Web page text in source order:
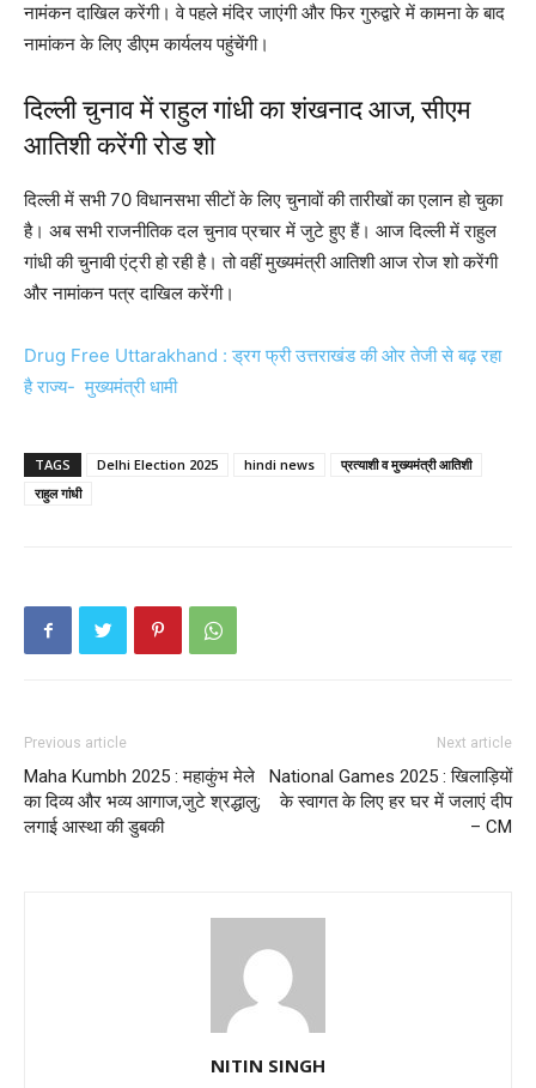
नामंकन दाखिल करेंगी। वे पहले मंदिर जाएंगी और फिर गुरुद्वारे में कामना के बाद
नामांकन के लिए डीएम कार्यलय पहुंचेंगी।
दिल्ली चुनाव में राहुल गांधी का शंखनाद आज, सीएम
आतिशी करेंगी रोड शो
दिल्ली में सभी 70 विधानसभा सीटों के लिए चुनावों की तारीखों का एलान हो चुका
है। अब सभी राजनीतिक दल चुनाव प्रचार में जुटे हुए हैं। आज दिल्ली में राहुल
गांधी की चुनावी एंट्री हो रही है। तो वहीं मुख्यमंत्री आतिशी आज रोज शो करेंगी
और नामांकन पत्र दाखिल करेंगी।
Drug Free Uttarakhand : ड्रग फ्री उत्तराखंड की ओर तेजी से बढ़ रहा
है राज्य- मुख्यमंत्री धामी
TAGS Delhi Election 2025 hindi news
प्रत्याशी व मुख्यमंत्री आतिशी
राहुल गांधी
Previous article
Maha Kumbh 2025 : महाकुंभ मेले
का दिव्य और भव्य आगाज,जुटे श्रद्धालु;
लगाई आस्था की डुबकी
Next article
National Games 2025 : खिलाड़ियों
के स्वागत के लिए हर घर में जलाएं दीप
– CM
NITIN SINGH